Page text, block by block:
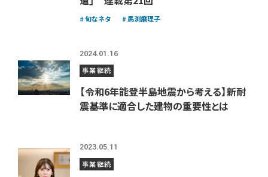
旬なネタ 馬渕磨理子
2024.01.16
事業継続
【令和6年能登半島地震から考える】新耐
震基準に適合した建物の重要性とは
2023.05.11
事業継続